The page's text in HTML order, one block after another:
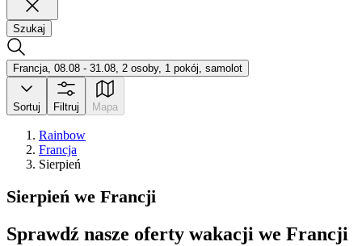
Szukaj
Francja, 08.08 - 31.08, 2 osoby, 1 pokój, samolot
Sortuj Filtruj Mapa
Rainbow
Francja
Sierpień
Sierpień we Francji
Sprawdź nasze oferty wakacji we Francji